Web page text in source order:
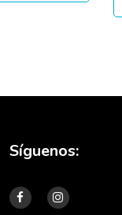
Síguenos: